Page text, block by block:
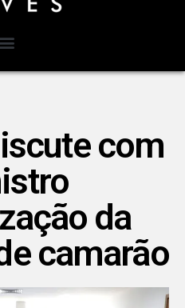
com
da
camarão